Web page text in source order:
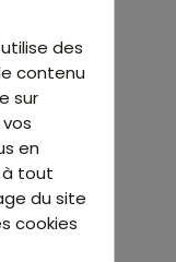
des
contenu
sur
en
à tout
du site
cookies